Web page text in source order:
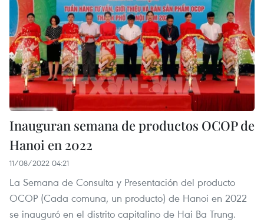
Inauguran semana de productos OCOP de
Hanoi en 2022
11/08/2022 04:21
La Semana de Consulta y Presentación del producto
OCOP (Cada comuna, un producto) de Hanoi en 2022
se inauguró en el distrito capitalino de Hai Ba Trung.